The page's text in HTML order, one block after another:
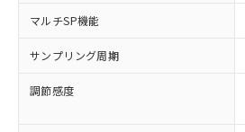
マルチSP機能
サンプリング周期
調節感度